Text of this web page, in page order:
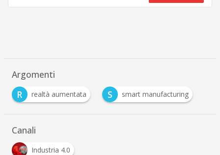
Argomenti
R
realtà aumentata S smart manufacturing
Canali
Industria 4.0